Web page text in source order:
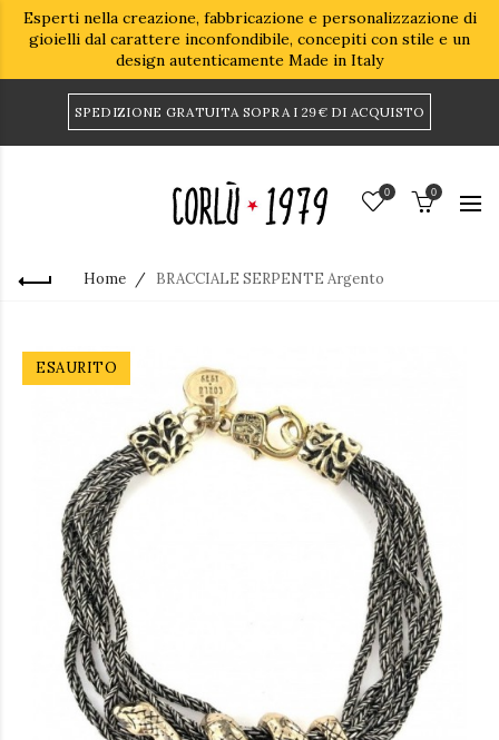
Esperti nella creazione, fabbricazione e personalizzazione di
gioielli dal carattere inconfondibile, concepiti con stile e un
design autenticamente Made in Italy
SPEDIZIONE GRATUITA SOPRA I 29€ DI ACQUISTO
0 0
Home BRACCIALE SERPENTE Argento
ESAURITO